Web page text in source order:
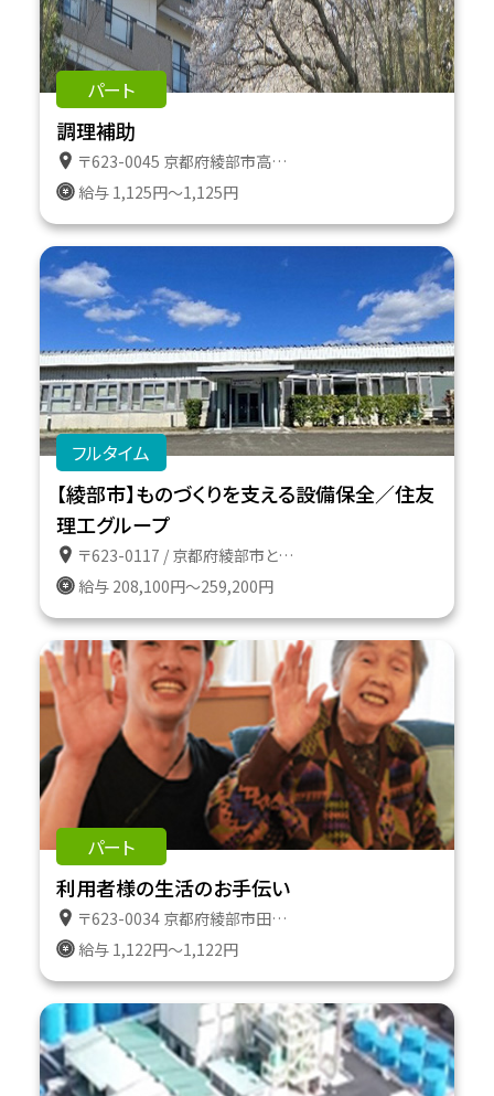
パート
調理補助
〒623-0045 京都府綾部市高津町遠所１番地６１１
給与 1,125円～1,125円
フルタイム
【綾部市】ものづくりを支える設備保全／住友
理工グループ
〒623-0117 / 京都府綾部市とよさか町１番地
給与 208,100円～259,200円
パート
利用者様の生活のお手伝い
〒623-0034 京都府綾部市田野町２番地１８３ 特定施設ケアハウスたのやま
給与 1,122円～1,122円